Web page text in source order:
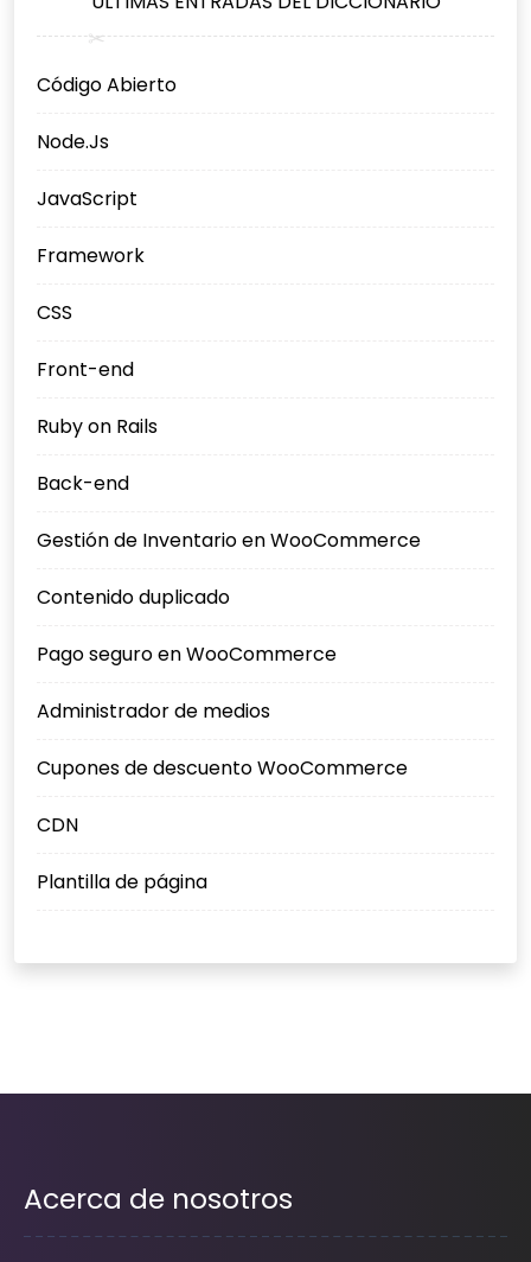
Código Abierto
Node.Js
JavaScript
Framework
CSS
Front-end
Ruby on Rails
Back-end
Gestión de Inventario en WooCommerce
Contenido duplicado
Pago seguro en WooCommerce
Administrador de medios
Cupones de descuento WooCommerce
CDN
Plantilla de página
Acerca de nosotros